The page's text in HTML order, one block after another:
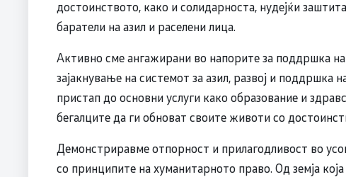
достоинството, како и солидарноста, нудејќи
баратели на азил и раселени лица.
Активно сме ангажирани во напорите за поддршка
зајакнување на системот за азил, развој и поддршка
пристап до основни услуги како образование и
бегалците да ги обноват своите животи со
Демонстриравме отпорност и прилагодливост во
со принципите на хуманитарното право. Од земја